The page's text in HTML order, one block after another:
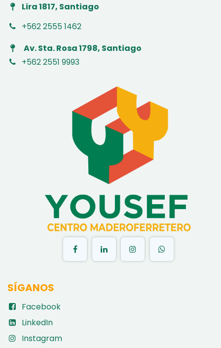
Lira 1817, Santiago
+562 2555 1462
Av. Sta. Rosa 1798, Santiago
+562 2551 9993
SÍGANOS
Facebook
LinkedIn
Instagram